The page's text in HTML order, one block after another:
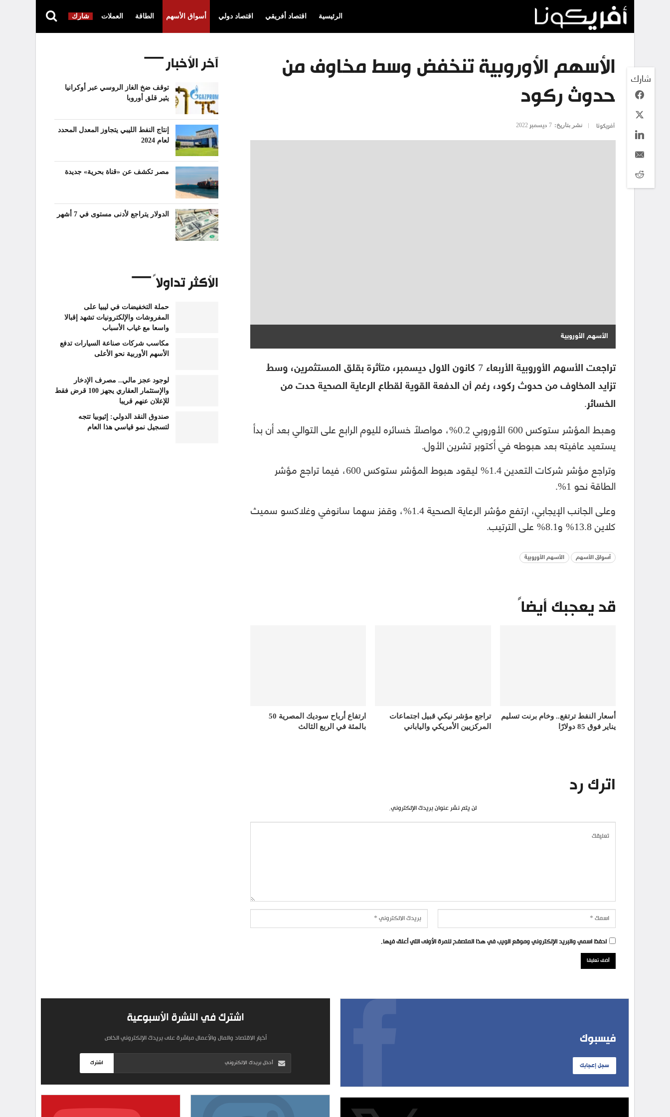
الرئيسية اقتصاد أفريقي اقتصاد دولي أسواق الأسهم الطاقة العملات شارك
الأسهم الأوروبية تنخفض وسط مخاوف من
حدوث ركود
أفريكونا نشر بتاريخ: 7 ديسمبر 2022
الأسهم الأوروبية
شارك
تراجعت الأسهم الأوروبية الأربعاء 7 كانون الاول ديسمبر، متأثرة بقلق المستثمرين، وسط
تزايد المخاوف من حدوث ركود، رغم أن الدفعة القوية لقطاع الرعاية الصحية حدت من
الخسائر.
وهبط المؤشر ستوكس 600 الأوروبي 0.2%، مواصلاً خسائره لليوم الرابع على التوالي بعد أن بدأ
يستعيد عافيته بعد هبوطه في أكتوبر تشرين الأول.
وتراجع مؤشر شركات التعدين 1.4% ليقود هبوط المؤشر ستوكس 600، فيما تراجع مؤشر
الطاقة نحو 1%.
وعلى الجانب الإيجابي، ارتفع مؤشر الرعاية الصحية 1.4%، وقفز سهما سانوفي وغلاكسو سميث
كلاين 13.8% و8.1% على الترتيب.
أسواق الأسهم الأسهم الأوروبية
قد يعجبك أيضاً
أسعار النفط ترتفع.. وخام برنت تسليم
يناير فوق 85 دولارًا
تراجع مؤشر نيكي قبيل اجتماعات
المركزيين الأمريكي والياباني
ارتفاع أرباح سوديك المصرية 50
بالمئة في الربع الثالث
اترك رد
لن يتم نشر عنوان بريدك الإلكتروني.
احفظ اسمي والبريد الإلكتروني وموقع الويب في هذا المتصفح للمرة الأولى التي أعلق فيها.
آخر الأخبار
توقف ضخ الغاز الروسي عبر أوكرانيا
يثير قلق أوروبا
إنتاج النفط الليبي يتجاوز المعدل المحدد
لعام 2024
مصر تكشف عن «قناة بحرية» جديدة
الدولار يتراجع لأدنى مستوى في 7 أشهر
الأكثر تداولاً
حملة التخفيضات في ليبيا على
المفروشات والإلكترونيات تشهد إقبالا
واسعا مع غياب الأسباب
مكاسب شركات صناعة السيارات تدفع
الأسهم الأوربية نحو الأعلى
لوجود عجز مالي.. مصرف الإدخار
والإستثمار العقاري يجهز 100 قرض فقط
للإعلان عنهم قريبا
صندوق النقد الدولي: إثيوبيا تتجه
لتسجيل نمو قياسي هذا العام
فيسبوك
سجل إعجابك
اشترك في النشرة الأسبوعية
أخبار الاقتصاد والمال والأعمال مباشرة على بريدك الإلكتروني الخاص
اشترك